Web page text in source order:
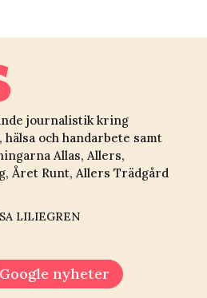
journalistik kring
och handarbete samt
Allas, Allers,
Året Runt, Allers Trädgård
LILIEGREN
Google nyheter